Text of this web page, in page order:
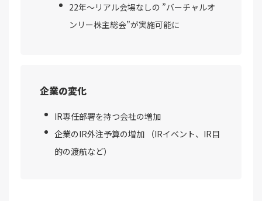
22年～リアル会場なしの ”バーチャルオ
ンリー株主総会”が実施可能に
企業の変化
IR専任部署を持つ会社の増加
企業のIR外注予算の増加 （IRイベント、IR目
的の渡航など）